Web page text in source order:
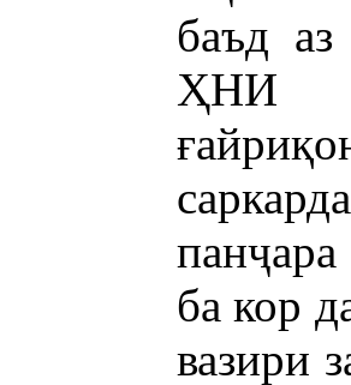
баъд
ҲНИ
ба кор
вазири